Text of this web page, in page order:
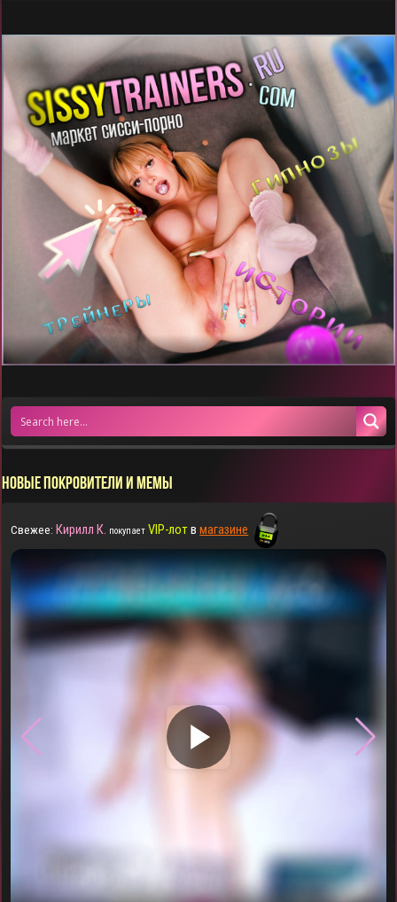
НОВЫЕ ПОКРОВИТЕЛИ И МЕМЫ
Свежее: Кирилл К. покупает VIP-лотвмагазине
▶